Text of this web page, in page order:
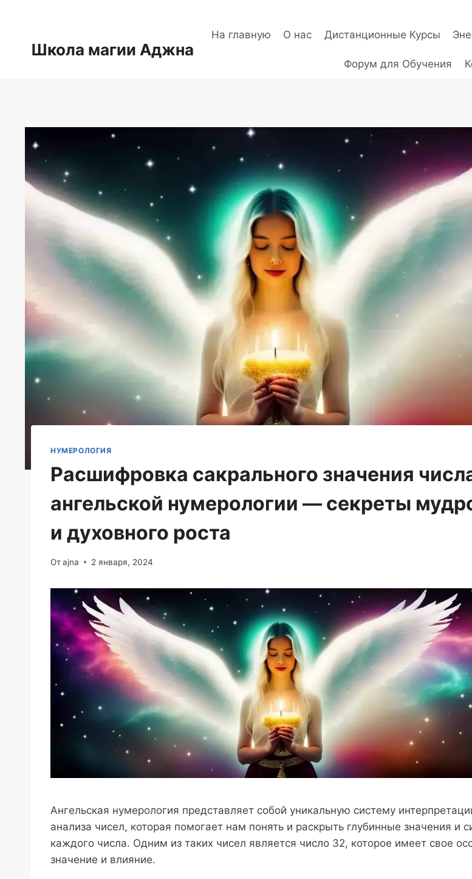
Школа магии Аджна
На главную О нас Дистанционные Курсы
Форум для Обучения
НУМЕРОЛОГИЯ
Расшифровка сакрального значения
ангельской нумерологии — секреты
и духовного роста
Отajna 2 января, 2024
Ангельская нумерология представляет собой уникальную систему
анализа чисел, которая помогает нам понять и раскрыть глубинные значения и
каждого числа. Одним из таких чисел является число 32, которое имеет свое
значение и влияние.